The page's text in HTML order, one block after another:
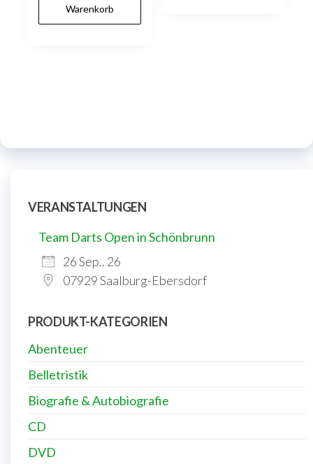
Warenkorb
VERANSTALTUNGEN
Team Darts Open in Schönbrunn
26 Sep.. 26
07929 Saalburg-Ebersdorf
PRODUKT-KATEGORIEN
Abenteuer
Belletristik
Biografie & Autobiografie
CD
DVD